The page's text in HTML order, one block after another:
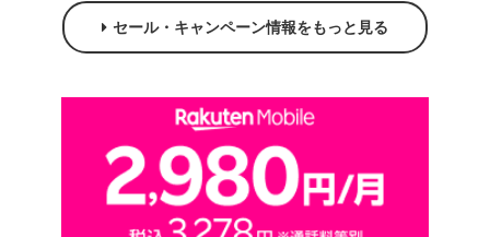
セール・キャンペーン情報をもっと見る